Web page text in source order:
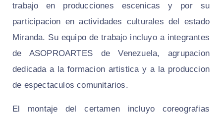
trabajo en producciones escenicas y por su
participacion en actividades culturales del estado
Miranda. Su equipo de trabajo incluyo a integrantes
de ASOPROARTES de Venezuela, agrupacion
dedicada a la formacion artistica y a la produccion
de espectaculos comunitarios.
El montaje del certamen incluyo coreografias